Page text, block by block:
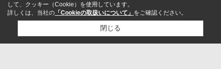
して、クッキー（Cookie）を使用しています。
詳しくは、当社の 「Cookieの取扱いについて」 をご確認ください。
閉じる